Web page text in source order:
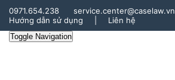
0971.654.238
service.center@caselaw.vn
Hướng dẫn sử dụng
Liên hệ
Toggle Navigation